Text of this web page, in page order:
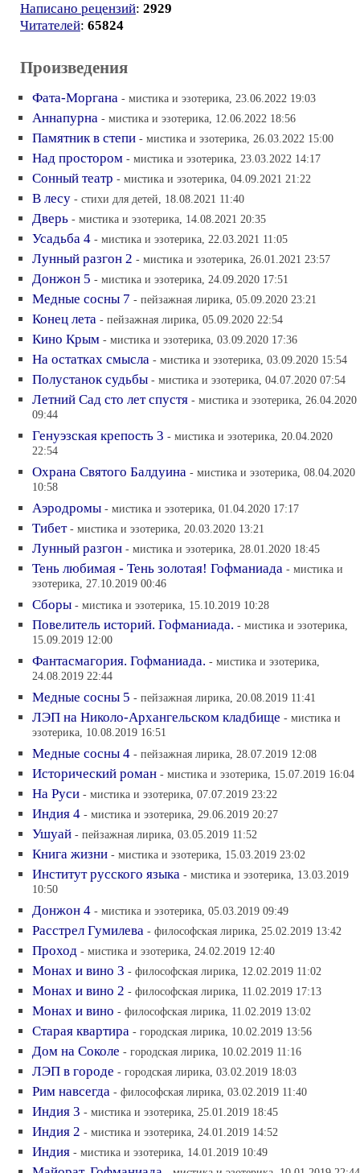
Написано рецензий: 2929
Читателей: 65824
Произведения
Фата-Моргана - мистика и эзотерика, 23.06.2022 19:03
Аннапурна - мистика и эзотерика, 12.06.2022 18:56
Памятник в степи - мистика и эзотерика, 26.03.2022 15:00
Над простором - мистика и эзотерика, 23.03.2022 14:17
Сонный театр - мистика и эзотерика, 04.09.2021 21:22
В лесу - стихи для детей, 18.08.2021 11:40
Дверь - мистика и эзотерика, 14.08.2021 20:35
Усадьба 4 - мистика и эзотерика, 22.03.2021 11:05
Лунный разгон 2 - мистика и эзотерика, 26.01.2021 23:57
Донжон 5 - мистика и эзотерика, 24.09.2020 17:51
Медные сосны 7 - пейзажная лирика, 05.09.2020 23:21
Конец лета - пейзажная лирика, 05.09.2020 22:54
Кино Крым - мистика и эзотерика, 03.09.2020 17:36
На остатках смысла - мистика и эзотерика, 03.09.2020 15:54
Полустанок судьбы - мистика и эзотерика, 04.07.2020 07:54
Летний Сад сто лет спустя - мистика и эзотерика, 26.04.2020
09:44
Генуэзская крепость 3 - мистика и эзотерика, 20.04.2020
22:54
Охрана Святого Балдуина - мистика и эзотерика, 08.04.2020
10:58
Аэродромы - мистика и эзотерика, 01.04.2020 17:17
Тибет - мистика и эзотерика, 20.03.2020 13:21
Лунный разгон - мистика и эзотерика, 28.01.2020 18:45
Тень любимая - Тень золотая! Гофманиада - мистика и
эзотерика, 27.10.2019 00:46
Сборы - мистика и эзотерика, 15.10.2019 10:28
Повелитель историй. Гофманиада. - мистика и эзотерика,
15.09.2019 12:00
Фантасмагория. Гофманиада. - мистика и эзотерика,
24.08.2019 22:44
Медные сосны 5 - пейзажная лирика, 20.08.2019 11:41
ЛЭП на Николо-Архангельском кладбище - мистика и
эзотерика, 10.08.2019 16:51
Медные сосны 4 - пейзажная лирика, 28.07.2019 12:08
Исторический роман - мистика и эзотерика, 15.07.2019 16:04
На Руси - мистика и эзотерика, 07.07.2019 23:22
Индия 4 - мистика и эзотерика, 29.06.2019 20:27
Ушуай - пейзажная лирика, 03.05.2019 11:52
Книга жизни - мистика и эзотерика, 15.03.2019 23:02
Институт русского языка - мистика и эзотерика, 13.03.2019
10:50
Донжон 4 - мистика и эзотерика, 05.03.2019 09:49
Расстрел Гумилева - философская лирика, 25.02.2019 13:42
Проход - мистика и эзотерика, 24.02.2019 12:40
Монах и вино 3 - философская лирика, 12.02.2019 11:02
Монах и вино 2 - философская лирика, 11.02.2019 17:13
Монах и вино - философская лирика, 11.02.2019 13:02
Старая квартира - городская лирика, 10.02.2019 13:56
Дом на Соколе - городская лирика, 10.02.2019 11:16
ЛЭП в городе - городская лирика, 03.02.2019 18:03
Рим навсегда - философская лирика, 03.02.2019 11:40
Индия 3 - мистика и эзотерика, 25.01.2019 18:45
Индия 2 - мистика и эзотерика, 24.01.2019 14:52
Индия - мистика и эзотерика, 14.01.2019 10:49